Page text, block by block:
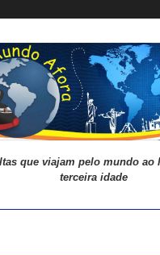
que viajam pelo mundo ao
terceira idade